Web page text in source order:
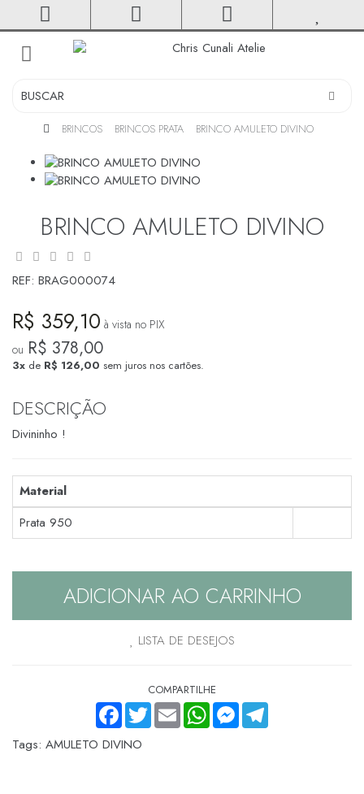
toggle
BRINCOS BRINCOS PRATA BRINCO AMULETO DIVINO
BRINCO AMULETO DIVINO
REF: BRAG000074
R$ 359,10 à vista no PIX
ou R$ 378,00
3x de R$ 126,00 sem juros nos cartões.
DESCRIÇÃO
Divininho !
Material
Prata 950
ADICIONAR AO CARRINHO
LISTA DE DESEJOS
COMPARTILHE
FACEBOOKTWITTEREMAIL WHATSAPPMESSENGER
TELEGRAM
Tags: AMULETO DIVINO